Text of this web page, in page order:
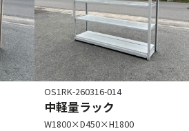
OS1RK-260316-014
中軽量ラック
W1800×D450×H1800